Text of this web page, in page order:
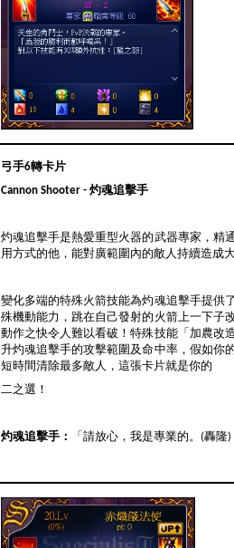
弓手6轉卡片
Cannon Shooter - 灼魂追擊手
灼魂追擊手是熱愛重型火器的武器專家，精
用方式的他，能對廣範圍內的敵人持續造成
變化多端的特殊火箭技能為灼魂追擊手提供
殊機動能力，跳在自己發射的火箭上一下子
動作之快令人難以看破！特殊技能「加農改
升灼魂追擊手的攻擊範圍及命中率，假如你
短時間清除最多敵人，這張卡片就是你的
二之選！
灼魂追擊手： 「請放心，我是專業的。 (轟隆)